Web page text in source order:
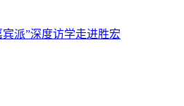
派”深度访学走进胜宏